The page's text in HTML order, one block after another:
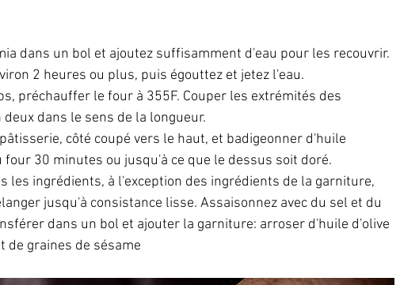
dans un bol et ajoutez suffisamment d'eau pour les recouvrir.
2 heures ou plus, puis égouttez et jetez l'eau.
préchauffer le four à 355F. Couper les extrémités des
dans le sens de la longueur.
côté coupé vers le haut, et badigeonner d'huile
four 30 minutes ou jusqu'à ce que le dessus soit doré.
les ingrédients, à l'exception des ingrédients de la garniture,
jusqu'à consistance lisse. Assaisonnez avec du sel et du
dans un bol et ajouter la garniture: arroser d'huile d'olive
de graines de sésame